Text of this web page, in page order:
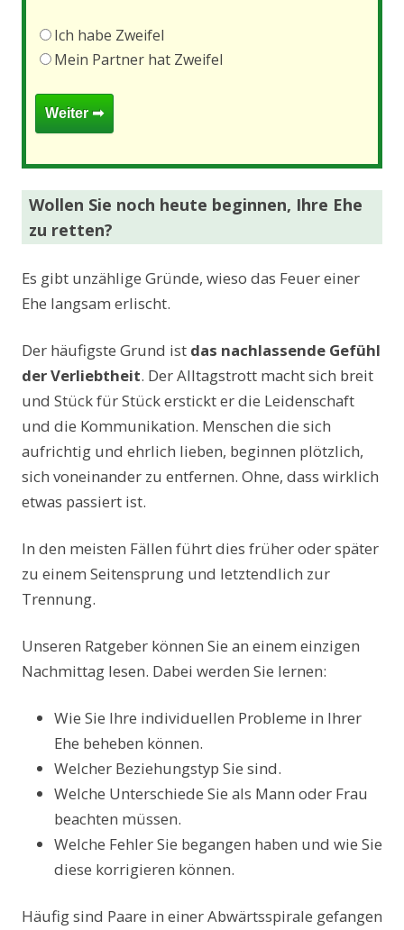
Ich habe Zweifel
Mein Partner hat Zweifel
Wollen Sie noch heute beginnen, Ihre Ehe
zu retten?
Es gibt unzählige Gründe, wieso das Feuer einer
Ehe langsam erlischt.
Der häufigste Grund ist das nachlassende Gefühl
der Verliebtheit. Der Alltagstrott macht sich breit
und Stück für Stück erstickt er die Leidenschaft
und die Kommunikation. Menschen die sich
aufrichtig und ehrlich lieben, beginnen plötzlich,
sich voneinander zu entfernen. Ohne, dass wirklich
etwas passiert ist.
In den meisten Fällen führt dies früher oder später
zu einem Seitensprung und letztendlich zur
Trennung.
Unseren Ratgeber können Sie an einem einzigen
Nachmittag lesen. Dabei werden Sie lernen:
Wie Sie Ihre individuellen Probleme in Ihrer
Ehe beheben können.
Welcher Beziehungstyp Sie sind.
Welche Unterschiede Sie als Mann oder Frau
beachten müssen.
Welche Fehler Sie begangen haben und wie Sie
diese korrigieren können.
Häufig sind Paare in einer Abwärtsspirale gefangen